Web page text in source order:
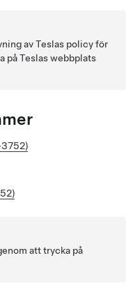
av Teslas policy för
på Teslas webbplats
att trycka på